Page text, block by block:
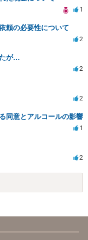
1
頼の必要性について
2
が…
2
2
同意とアルコールの影響
1
2